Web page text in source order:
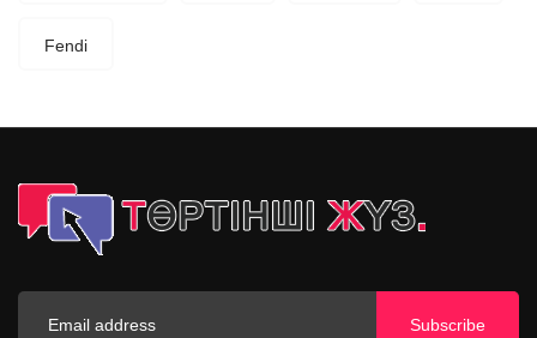
Fendi
Subscribe